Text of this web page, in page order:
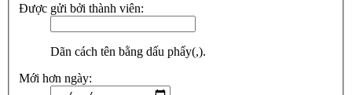
Được gửi bởi thành viên:
Dãn cách tên bằng dấu phẩy(,).
Mới hơn ngày: